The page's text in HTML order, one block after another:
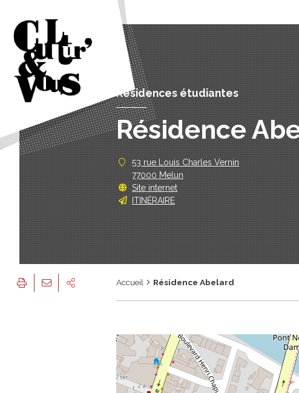
Résidences étudiantes
Résidence
53 rue Louis Charles Vernin
77000 Melun
Site internet
ITINÉRAIRE
Accueil Résidence Abelard